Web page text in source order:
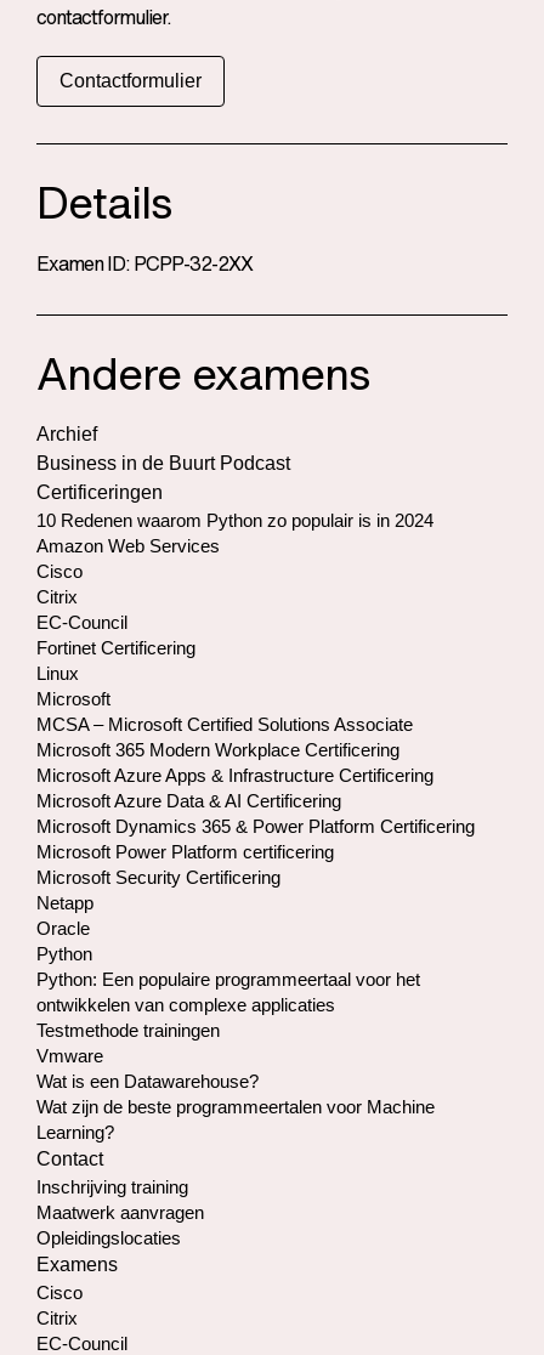
contactformulier.
Contactformulier
Details
Examen ID: PCPP-32-2XX
Andere examens
Archief
Business in de Buurt Podcast
Certificeringen
10 Redenen waarom Python zo populair is in 2024
Amazon Web Services
Cisco
Citrix
EC-Council
Fortinet Certificering
Linux
Microsoft
MCSA – Microsoft Certified Solutions Associate
Microsoft 365 Modern Workplace Certificering
Microsoft Azure Apps & Infrastructure Certificering
Microsoft Azure Data & AI Certificering
Microsoft Dynamics 365 & Power Platform Certificering
Microsoft Power Platform certificering
Microsoft Security Certificering
Netapp
Oracle
Python
Python: Een populaire programmeertaal voor het
ontwikkelen van complexe applicaties
Testmethode trainingen
Vmware
Wat is een Datawarehouse?
Wat zijn de beste programmeertalen voor Machine
Learning?
Contact
Inschrijving training
Maatwerk aanvragen
Opleidingslocaties
Examens
Cisco
Citrix
EC-Council